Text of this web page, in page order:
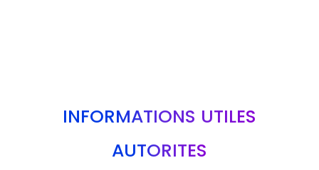
INFORMATIONS UTILES
AUTORITÉS